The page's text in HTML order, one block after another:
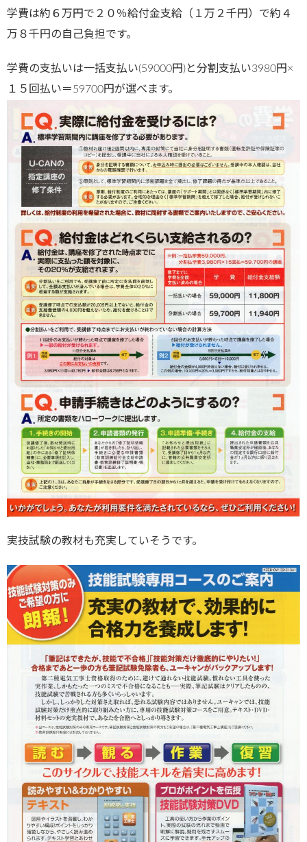
学費は約６万円で２０％給付金支給（１万２千円）で約４
万８千円の自己負担です。
学費の支払いは一括支払い(59000円)と分割支払い3980円×
１５回払い＝59700円が選べます。
実技試験の教材も充実していそうです。